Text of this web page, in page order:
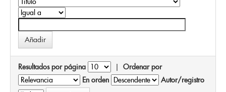
Resultados por página | Ordenar por
En orden
Autor/registro